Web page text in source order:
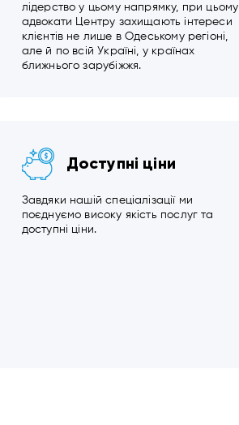
лідерство у цьому напрямку, при цьому
адвокати Центру захищають інтереси
клієнтів не лише в Одеському регіоні,
але й по всій Україні, у країнах
ближнього зарубіжжя.
Доступні ціни
Завдяки нашій спеціалізації ми
поєднуємо високу якість послуг та
доступні ціни.